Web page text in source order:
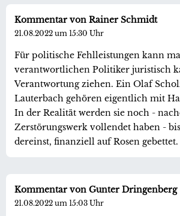
Kommentar von Rainer Schmidt
21.08.2022 um 15:30 Uhr
Für politische Fehlleistungen kann
verantwortlichen Politiker juristisch
Verantwortung ziehen. Ein Olaf
Lauterbach gehören eigentlich mit
In der Realität werden sie noch -
Zerstörungswerk vollendet haben -
dereinst, finanziell auf Rosen gebettet.
Kommentar von Gunter Dringenberg
21.08.2022 um 15:03 Uhr